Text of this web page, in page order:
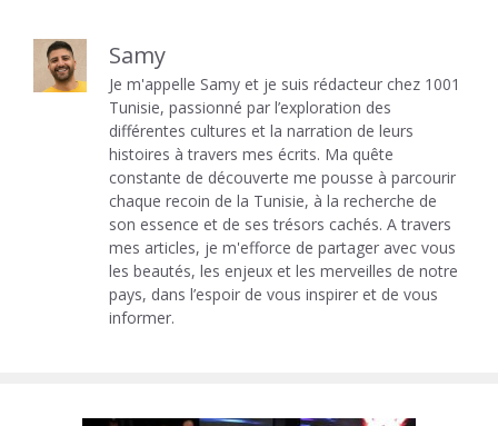
Samy
Je m'appelle Samy et je suis rédacteur chez 1001
Tunisie, passionné par l’exploration des
différentes cultures et la narration de leurs
histoires à travers mes écrits. Ma quête
constante de découverte me pousse à parcourir
chaque recoin de la Tunisie, à la recherche de
son essence et de ses trésors cachés. A travers
mes articles, je m'efforce de partager avec vous
les beautés, les enjeux et les merveilles de notre
pays, dans l’espoir de vous inspirer et de vous
informer.